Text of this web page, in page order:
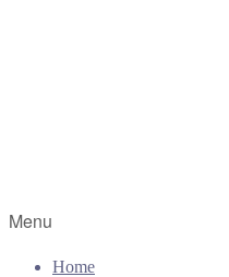
Menu
Home